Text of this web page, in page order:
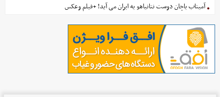
آمیتاب باچان دوست نتانیاهو به ایران می آید! +فیلم وعکس